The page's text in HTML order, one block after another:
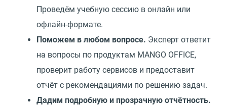
Проведём учебную сессию в онлайн или
офлайн-формате.
Поможем в любом вопросе. Эксперт ответит
на вопросы по продуктам MANGO OFFICE,
проверит работу сервисов и предоставит
отчёт с рекомендациями по решению задач.
Дадим подробную и прозрачную отчётность.